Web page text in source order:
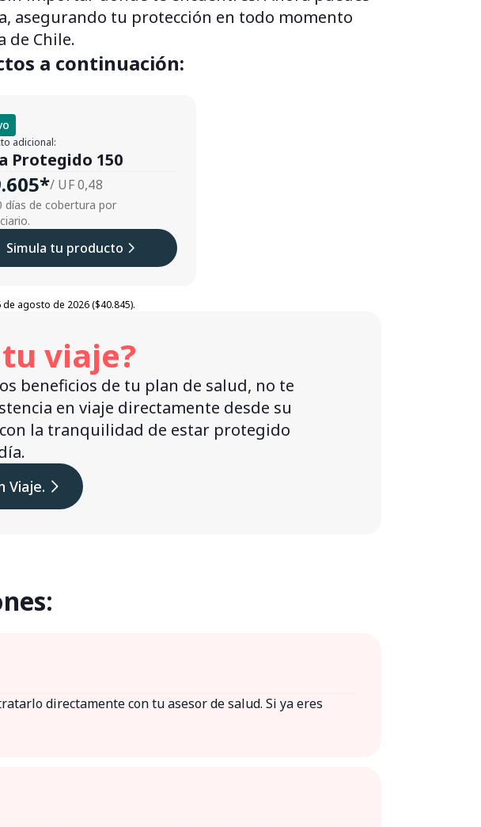
asegurando tu protección en todo momento
de Chile.
a continuación:
adicional:
Protegido 150
/ UF 0,48
días de cobertura por
Simula tu producto
agosto de 2026 ($40.845).
viaje?
beneficios de tu plan de salud, no te
en viaje directamente desde su
la tranquilidad de estar protegido
Viaje.
directamente con tu asesor de salud. Si ya eres